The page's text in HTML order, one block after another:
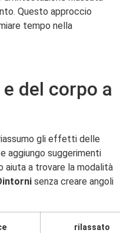
Questo approccio
tempo nella
del corpo a
gli effetti delle
aggiungo suggerimenti
aiuta a trovare la modalità
senza creare angoli
rilassato